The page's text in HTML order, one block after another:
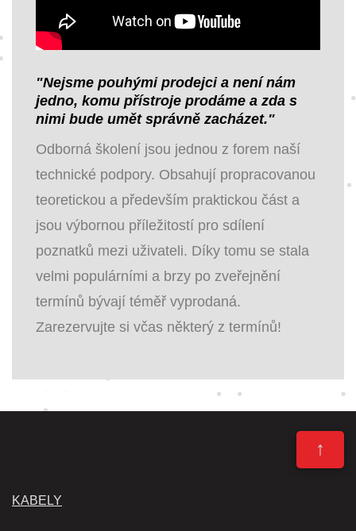
"Nejsme pouhými prodejci a není nám
jedno, komu přístroje prodáme a zda s
nimi bude umět správně zacházet."
Odborná školení jsou jednou z forem naší
technické podpory. Obsahují propracovanou
teoretickou a především praktickou část a
jsou výbornou příležitostí pro sdílení
poznatků mezi uživateli. Díky tomu se stala
velmi populárními a brzy po zveřejnění
termínů bývají téměř vyprodaná.
Zarezervujte si včas některý z termínů!
↑
KABELY